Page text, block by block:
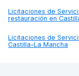
Licitaciones de
restauración en
Licitaciones de
Castilla-La Mancha